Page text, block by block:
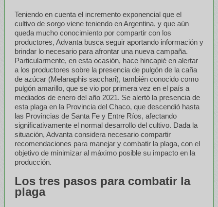
Teniendo en cuenta el incremento exponencial que el
cultivo de sorgo viene teniendo en Argentina, y que aún
queda mucho conocimiento por compartir con los
productores, Advanta busca seguir aportando información y
brindar lo necesario para afrontar una nueva campaña.
Particularmente, en esta ocasión, hace hincapié en alertar
a los productores sobre la presencia de pulgón de la caña
de azúcar (Melanaphis sacchari), también conocido como
pulgón amarillo, que se vio por primera vez en el país a
mediados de enero del año 2021. Se alertó la presencia de
esta plaga en la Provincia del Chaco, que descendió hasta
las Provincias de Santa Fe y Entre Ríos, afectando
significativamente el normal desarrollo del cultivo. Dada la
situación, Advanta considera necesario compartir
recomendaciones para manejar y combatir la plaga, con el
objetivo de minimizar al máximo posible su impacto en la
producción.
Los tres pasos para combatir la
plaga